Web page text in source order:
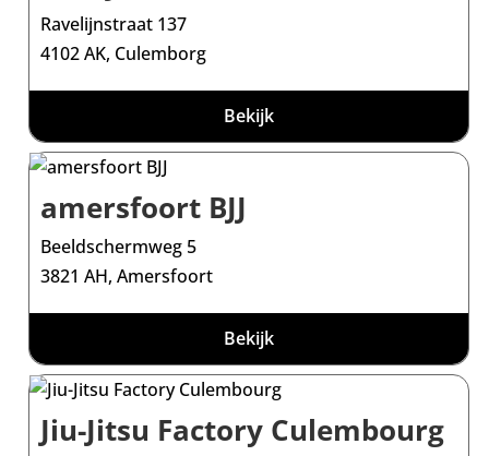
Ravelijnstraat 137
4102 AK, Culemborg
Bekijk
amersfoort BJJ
Beeldschermweg 5
3821 AH, Amersfoort
Bekijk
Jiu-Jitsu Factory Culembourg